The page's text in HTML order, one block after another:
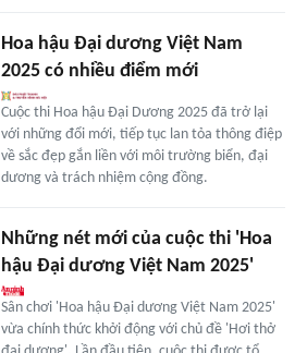
Hoa hậu Đại dương Việt Nam
2025 có nhiều điểm mới
Cuộc thi Hoa hậu Đại Dương 2025 đã trở lại
với những đổi mới, tiếp tục lan tỏa thông điệp
về sắc đẹp gắn liền với môi trường biển, đại
dương và trách nhiệm cộng đồng.
Những nét mới của cuộc thi 'Hoa
hậu Đại dương Việt Nam 2025'
Sân chơi 'Hoa hậu Đại dương Việt Nam 2025'
vừa chính thức khởi động với chủ đề 'Hơi thở